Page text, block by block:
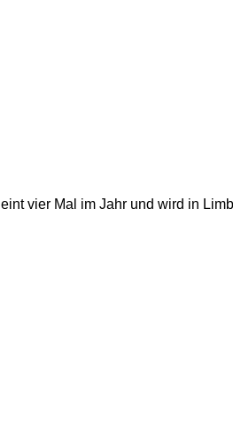
vier Mal im Jahr und wird in